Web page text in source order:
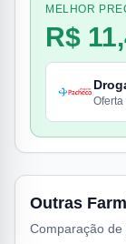
MELHOR
R$
Outras
Comparação de